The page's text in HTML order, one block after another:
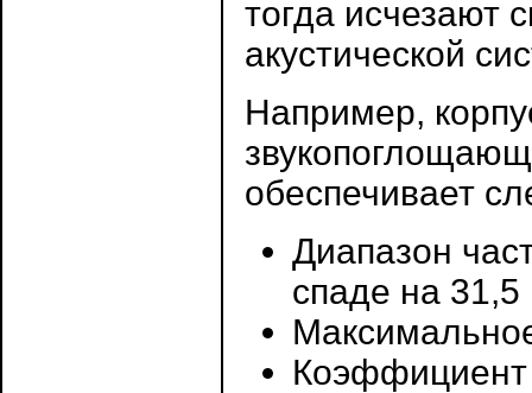
тогда исчезают
акустической
Например,
обеспечивает
Диапазон
спаде на
Коэффициент